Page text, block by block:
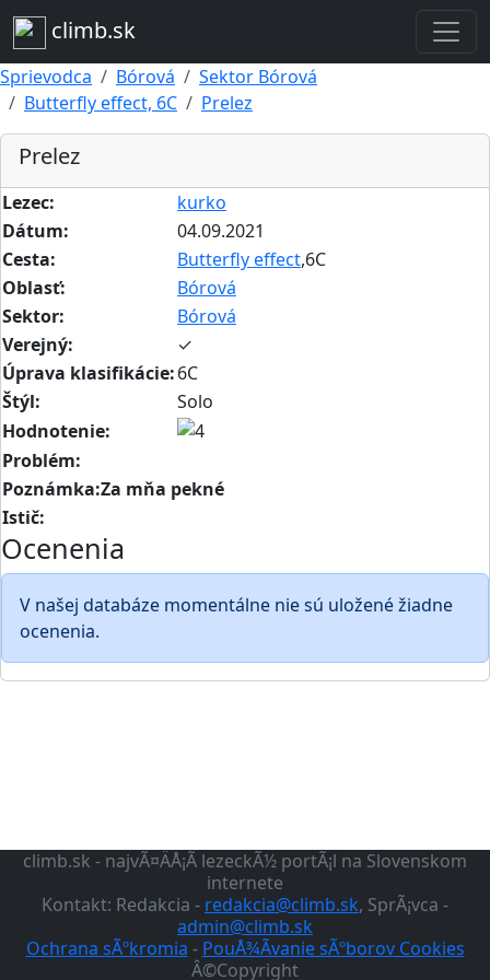
climb.sk
Sprievodca Bórová
Sektor Bórová
Butterfly effect, 6C
Prelez
Prelez
Lezec:
kurko
Dátum:
04.09.2021
Cesta:
Butterfly effect,6C
Oblasť:
Bórová
Sektor:
Bórová
Verejný:
✓
Úprava klasifikácie:6C
Štýl:
Solo
Hodnotenie:
Problém:
Poznámka:Za mňa pekné
Istič:
Ocenenia
V našej databáze momentálne nie sú uložené žiadne
ocenenia.
climb.sk - najvÃ¤ÄÅ¡Ã­ lezeckÃ½ portÃ¡l na Slovenskom
internete
Kontakt: Redakcia - redakcia@climb.sk, SprÃ¡vca -
admin@climb.sk
Ochrana sÃºkromia - PouÅ¾Ã­vanie sÃºborov Cookies
Â©Copyright